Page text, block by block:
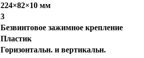
224×82×10 мм
3
Безвинтовое зажимное крепление
Пластик
Горизонтальн. и вертикальн.